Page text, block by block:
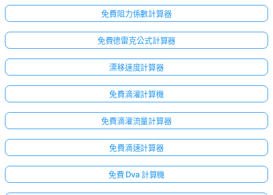
免費阻力係數計算器
免費德雷克公式計算器
漂移速度計算器
免費滴灌計算機
免費滴灌流量計算器
免費滴速計算器
免費 Dva 計算機